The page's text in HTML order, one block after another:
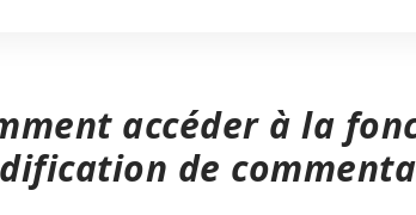
accéder à la
de